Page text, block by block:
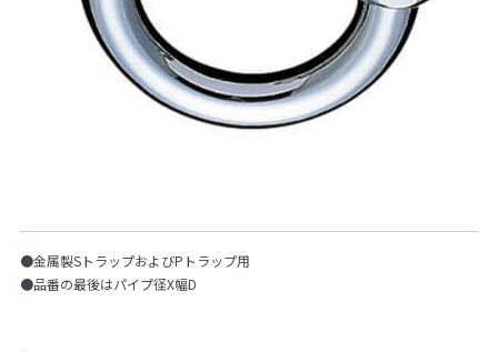
●金属製SトラップおよびPトラップ用
●品番の最後はパイプ径X幅D